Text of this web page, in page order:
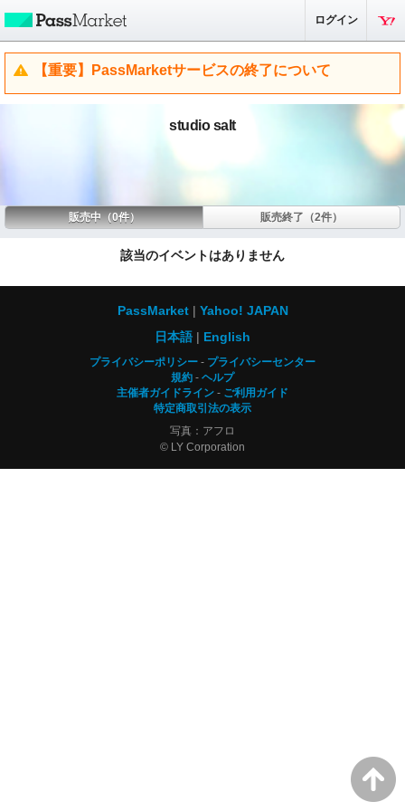
ログイン
【重要】PassMarketサービスの終了について
studio salt
販売中（0件） 販売終了（2件）
該当のイベントはありません
PassMarket
Yahoo! JAPAN
日本語
English
プライバシーポリシー
プライバシーセンター
規約
ヘルプ
主催者ガイドライン
ご利用ガイド
特定商取引法の表示
写真：アフロ
© LY Corporation